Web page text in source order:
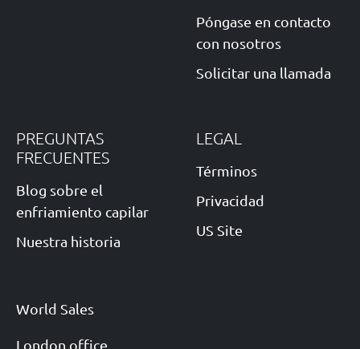
Póngase en contacto
con nosotros
Solicitar una llamada
PREGUNTAS
FRECUENTES
Blog sobre el
enfriamiento capilar
Nuestra historia
LEGAL
Términos
Privacidad
US Site
World Sales
London office